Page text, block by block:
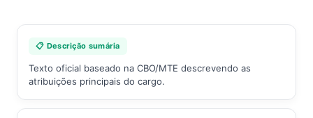
📋 Descrição sumária
Texto oficial baseado na CBO/MTE descrevendo as
atribuições principais do cargo.